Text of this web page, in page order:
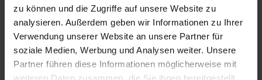
zu können und die Zugriffe auf unsere Website zu
analysieren. Außerdem geben wir Informationen zu Ihrer
Verwendung unserer Website an unsere Partner für
soziale Medien, Werbung und Analysen weiter. Unsere
Partner führen diese Informationen möglicherweise mit
weiteren Daten zusammen, die Sie ihnen bereitgestellt
Vergleich ausgewählter Produkte